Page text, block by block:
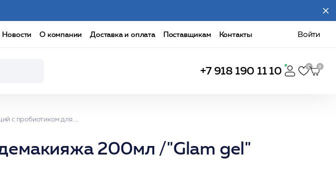
Новости О компании Доставка и оплата Поставщикам Контакты Войти
+7 918 190 11 10
200мл /"Glam gel"